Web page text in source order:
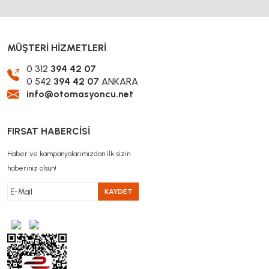
MÜŞTERİ HİZMETLERİ
0 312 394 42 07
0 542 394 42 07 ANKARA
info@otomasyoncu.net
FIRSAT HABERCİSİ
Haber ve kampanyalarımızdan ilk sizin
haberiniz olsun!
KAYDET